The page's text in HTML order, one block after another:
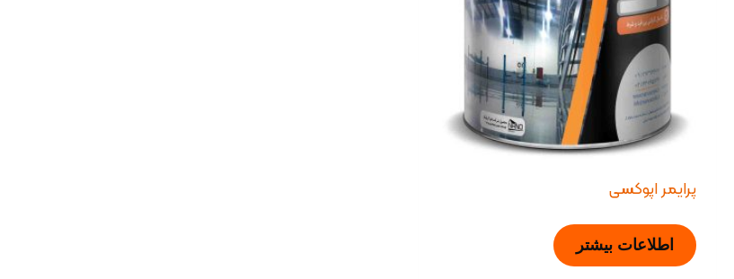
پرایمر اپوکسی
اطلاعات بیشتر